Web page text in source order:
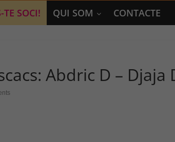
TE SOCI! QUI SOM CONTACTE
Abdric D – Djaja